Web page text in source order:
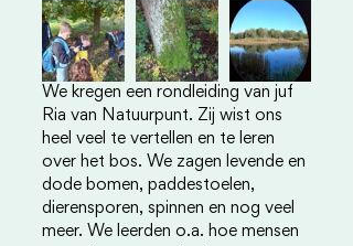
We kregen een rondleiding van juf
Ria van Natuurpunt. Zij wist ons
heel veel te vertellen en te leren
over het bos. We zagen levende en
dode bomen, paddestoelen,
dierensporen, spinnen en nog veel
meer. We leerden o.a. hoe mensen